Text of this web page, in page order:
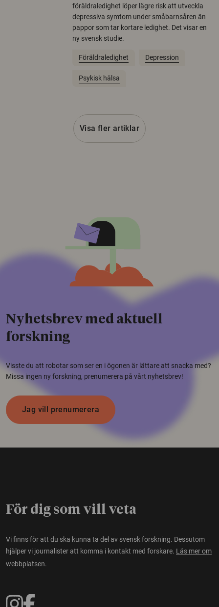
föräldraledighet löper lägre risk att utveckla
depressiva symtom under småbarnsåren än
pappor som tar kortare ledighet. Det visar en
ny svensk studie.
Föräldraledighet Depression
Psykisk hälsa
Visa fler artiklar
Nyhetsbrev med aktuell
forskning
Visste du att robotar som ser en i ögonen är lättare att snacka med?
Missa ingen ny forskning, prenumerera på vårt nyhetsbrev!
Jag vill prenumerera
För dig som vill veta
Vi finns för att du ska kunna ta del av svensk forskning. Dessutom
hjälper vi journalister att komma i kontakt med forskare. Läs mer om
webbplatsen.